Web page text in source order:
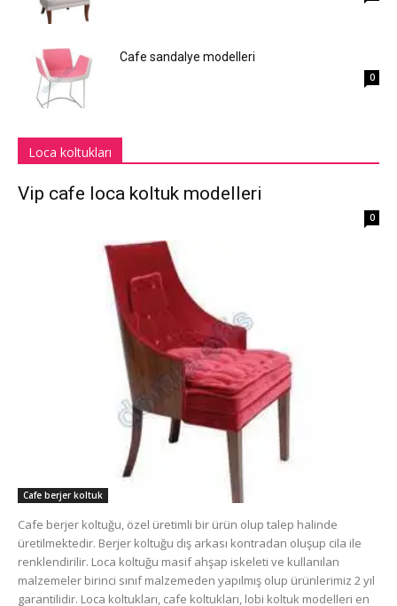
Cafe sandalye modelleri
0
Loca koltukları
Vip cafe loca koltuk modelleri
0
Cafe berjer koltuk
Cafe berjer koltuğu, özel üretimli bir ürün olup talep halinde
üretilmektedir. Berjer koltuğu dış arkası kontradan oluşup cila ile
renklendirilir. Loca koltuğu masif ahşap iskeleti ve kullanılan
malzemeler birinci sınıf malzemeden yapılmış olup ürünlerimiz 2 yıl
garantilidir. Loca koltukları, cafe koltukları, lobi koltuk modelleri en